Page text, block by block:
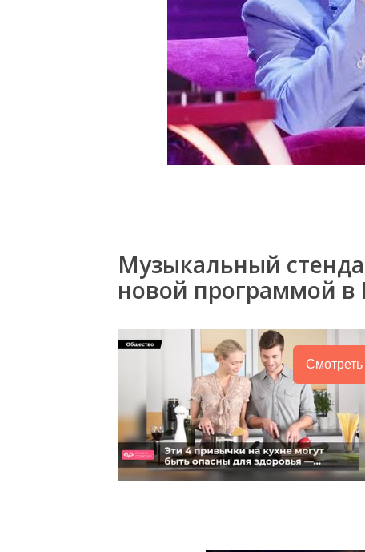
Музыкальный
новой программой в
Смотреть